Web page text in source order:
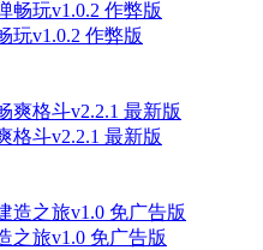
玩v1.0.2 作弊版
格斗v2.2.1 最新版
之旅v1.0 免广告版